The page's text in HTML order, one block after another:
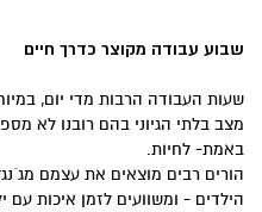
שבוע עבודה מקוצר כדרך חיים
שעות העבודה הרבות מדי יום,
מצב בלתי הגיוני בהם רובנו לא
באמת- לחיות.
הורים רבים מוצאים את עצמם
הילדים - ומשוועים לזמן איכות